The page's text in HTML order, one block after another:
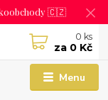
🇨🇿
Menu
0 ks
za 0 Kč